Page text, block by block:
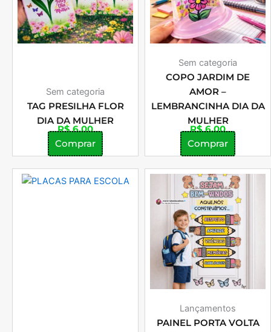
Sem categoria
TAG PRESILHA FLOR
DIA DA MULHER
R$6,00
Comprar
Sem categoria
COPO JARDIM DE
AMOR –
LEMBRANCINHA DIA DA
MULHER
R$6,00
Comprar
Lançamentos
PAINEL PORTA VOLTA